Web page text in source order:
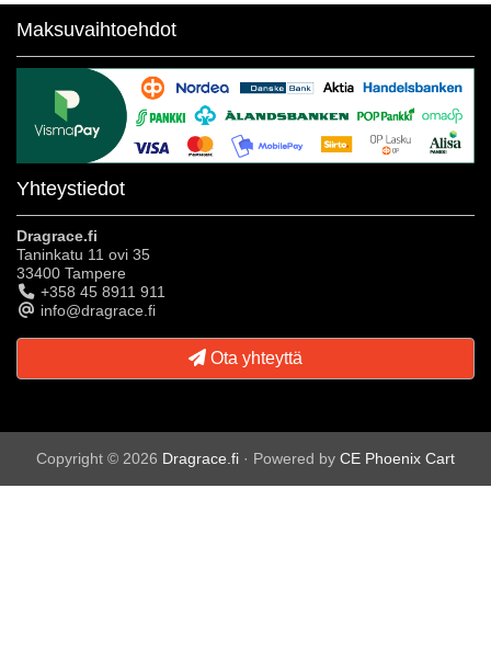
Maksuvaihtoehdot
Yhteystiedot
Dragrace.fi
Taninkatu 11 ovi 35
33400 Tampere
+358 45 8911 911
info@dragrace.fi
Ota yhteyttä
Copyright © 2026 Dragrace.fi · Powered by CE Phoenix Cart